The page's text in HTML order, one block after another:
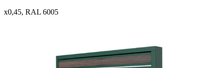
x0,45, RAL 6005